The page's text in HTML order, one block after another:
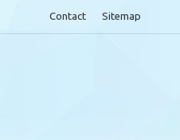
Contact Sitemap